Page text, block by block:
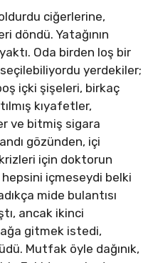
ciğerlerine,
döndü. Yatağının
Oda birden loş bir
yerdekiler;
içki şişeleri, birkaç
kıyafetler,
ve bitmiş sigara
gözünden, içi
krizleri için doktorun
içmeseydi belki
mide bulantısı
ancak ikinci
gitmek istedi,
Mutfak öyle dağınık,